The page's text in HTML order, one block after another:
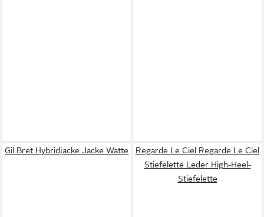
Gil Bret Hybridjacke Jacke Watte
Regarde Le Ciel Regarde Le Ciel
Stiefelette Leder High-Heel-
Stiefelette